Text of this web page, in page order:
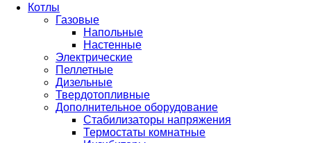
Котлы
Газовые
Напольные
Настенные
Электрические
Пеллетные
Дизельные
Твердотопливные
Дополнительное оборудование
Стабилизаторы напряжения
Термостаты комнатные